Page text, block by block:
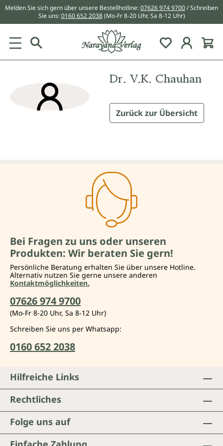
springen
Melden Sie sich gern über unsere Bestellhotline:07626 974 9700/ Schreiben
Sie uns:0160 652 2038 (Mo-Fr 8-20 Uhr, Sa 8-12 Uhr)
Du hast 0
Dr. V.K. Chauhan
Zurück zur Übersicht
Bei Fragen zu uns oder unseren
Produkten: Wir beraten Sie gern!
Persönliche Beratung erhalten Sie über unsere Hotline.
Alternativ nutzen Sie gerne unsere anderen
Kontaktmöglichkeiten.
07626 974 9700
(Mo-Fr 8-20 Uhr, Sa 8-12 Uhr)
Schreiben Sie uns per Whatsapp:
0160 652 2038
Folge uns auf
Hilfreiche Links
Rechtliches